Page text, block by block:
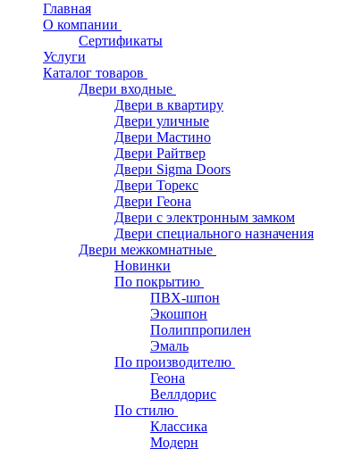
Главная
О компании
Сертификаты
Услуги
Каталог товаров
Двери входные
Двери в квартиру
Двери уличные
Двери Мастино
Двери Райтвер
Двери Sigma Doors
Двери Торекс
Двери Геона
Двери с электронным замком
Двери специального назначения
Двери межкомнатные
Новинки
По покрытию
ПВХ-шпон
Экошпон
Полиппропилен
Эмаль
По производителю
Геона
Веллдорис
По стилю
Классика
Модерн